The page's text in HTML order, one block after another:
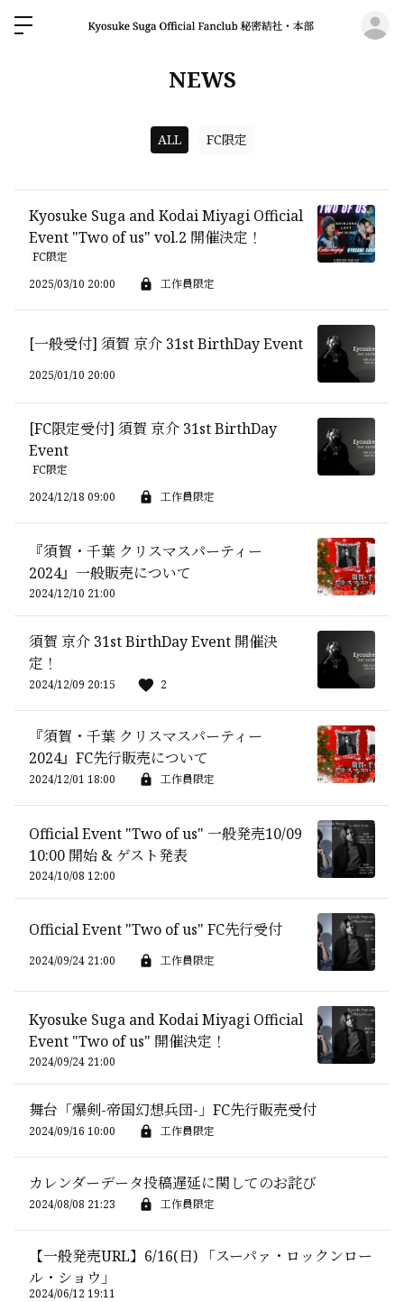
NEWS
ALL FC限定
Kyosuke Suga and Kodai Miyagi Official
Event "Two of us" vol.2 開催決定！
FC限定
2025/03/10 20:00
工作員限定
[一般受付] 須賀 京介 31st BirthDay Event
2025/01/10 20:00
[FC限定受付] 須賀 京介 31st BirthDay
Event
FC限定
2024/12/18 09:00
工作員限定
『須賀・千葉 クリスマスパーティー
2024』一般販売について
2024/12/10 21:00
須賀 京介 31st BirthDay Event 開催決
定！
2024/12/09 20:15 2
『須賀・千葉 クリスマスパーティー
2024』FC先行販売について
2024/12/01 18:00 工作員限定
Official Event "Two of us" 一般発売10/09
10:00 開始 & ゲスト発表
2024/10/08 12:00
Official Event "Two of us" FC先行受付
2024/09/24 21:00 工作員限定
Kyosuke Suga and Kodai Miyagi Official
Event "Two of us" 開催決定！
2024/09/24 21:00
舞台「爆剣-帝国幻想兵団-」FC先行販売受付
2024/09/16 10:00 工作員限定
カレンダーデータ投稿遅延に関してのお詫び
2024/08/08 21:23 工作員限定
【一般発売URL】6/16(日) 「スーパァ・ロックンロー
ル・ショウ」
2024/06/12 19:11